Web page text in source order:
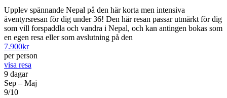
Upplev spännande Nepal på den här korta men intensiva
äventyrsresan för dig under 36! Den här resan passar utmärkt för dig
som vill forspaddla och vandra i Nepal, och kan antingen bokas som
en egen resa eller som avslutning på den
7.900kr
per person
visa resa
9 dagar
Sep – Maj
9/10